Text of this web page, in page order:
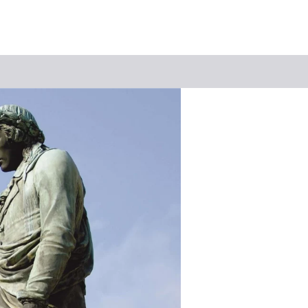
Suchbegriff
Das könnte Sie interessieren
Stadtführungen
Citytour
Erlebnisse
Wein
Kultur